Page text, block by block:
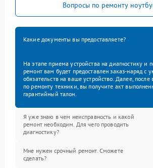
Вопросы по ремонту
Какие документы вы предоставляете?
На этапе приема устройства на диагностику и
ремонт вам будет предоставлен заказ-наряд с
обязательств на ваше устройство. Далее,
по ремонту техники, вы получите акт
гарантийный талон.
Я уже знаю в чем неисправность и какой
ремонт необходим. Для чего проводить
диагностику?
Мне нужен срочный ремонт. Сможете
сделать?